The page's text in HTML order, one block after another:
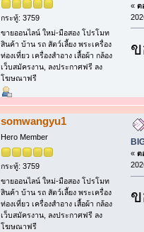
กระทู้: 3759
ขายออนไลน์ ใหม่-มือสอง โปรโมท
สินค้า บ้าน รถ สัตว์เลี้ยง พระเครื่อง
ท่องเที่ยว เครื่องสำอาง เสื้อผ้า กล้อง
เว็บสมัครงาน, ลงประกาศฟรี ลง
โฆษณาฟรี
« ต
somwangyu1
Hero Member
กระทู้: 3759
ขายออนไลน์ ใหม่-มือสอง โปรโมท
สินค้า บ้าน รถ สัตว์เลี้ยง พระเครื่อง
ท่องเที่ยว เครื่องสำอาง เสื้อผ้า กล้อง
เว็บสมัครงาน, ลงประกาศฟรี ลง
โฆษณาฟรี
« ต